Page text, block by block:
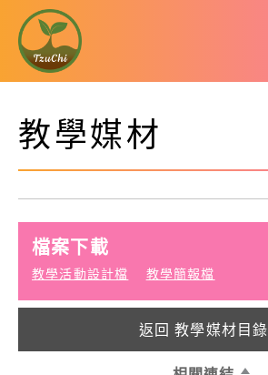
教學媒材
檔案下載
教學活動設計檔 教學簡報檔
返回 教學媒材目錄